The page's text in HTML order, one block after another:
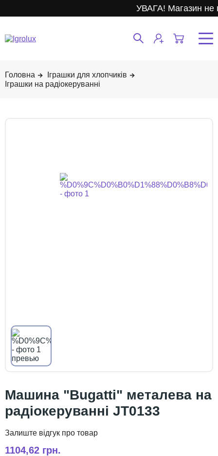
УВАГА! Магазин не
Іграшки для хлопчиків
Іграшки на радіокеруванні
Машина "Bugatti" металева на
радіокеруванні JT0133
1104,62 грн.